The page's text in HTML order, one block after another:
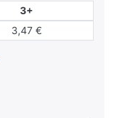
3+
3,47 €